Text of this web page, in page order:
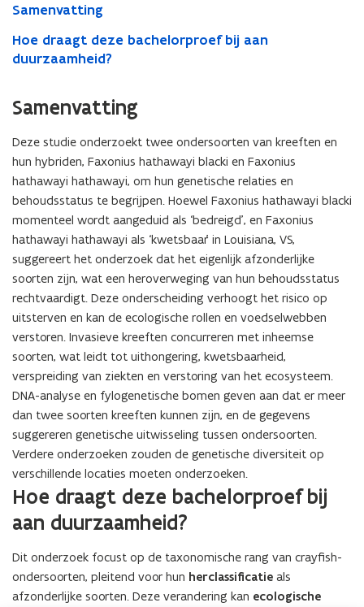
crayfish
and
their
hybrids
Samenvatting
Hoe draagt deze bachelorproef bij aan
duurzaamheid?
Samenvatting
Deze studie onderzoekt twee ondersoorten van kreeften en
hun hybriden, Faxonius hathawayi blacki en Faxonius
hathawayi hathawayi, om hun genetische relaties en
behoudsstatus te begrijpen. Hoewel Faxonius hathawayi blacki
momenteel wordt aangeduid als ‘bedreigd’, en Faxonius
hathawayi hathawayi als ‘kwetsbaar’ in Louisiana, VS,
suggereert het onderzoek dat het eigenlijk afzonderlijke
soorten zijn, wat een heroverweging van hun behoudsstatus
rechtvaardigt. Deze onderscheiding verhoogt het risico op
uitsterven en kan de ecologische rollen en voedselwebben
verstoren. Invasieve kreeften concurreren met inheemse
soorten, wat leidt tot uithongering, kwetsbaarheid,
verspreiding van ziekten en verstoring van het ecosysteem.
DNA-analyse en fylogenetische bomen geven aan dat er meer
dan twee soorten kreeften kunnen zijn, en de gegevens
suggereren genetische uitwisseling tussen ondersoorten.
Verdere onderzoeken zouden de genetische diversiteit op
verschillende locaties moeten onderzoeken.
Hoe draagt deze bachelorproef bij
aan duurzaamheid?
Dit onderzoek focust op de taxonomische rang van crayfish-
ondersoorten, pleitend voor hun herclassificatie als
afzonderlijke soorten. Deze verandering kan ecologische